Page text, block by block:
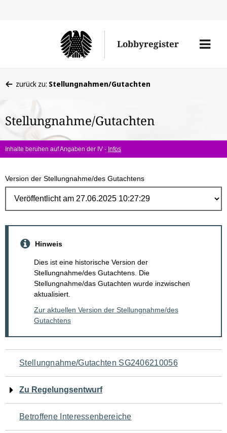
Lobbyregister
Menü
befinden
hier:
zurück zu: Stellungnahmen/Gutachten
Stellungnahme/Gutachten
Inhalte beruhen auf Angaben der IV - Infos
Version der Stellungnahme/des Gutachtens
Hinweis
Dies ist eine historische Version der
Stellungnahme/des Gutachtens. Die
Stellungnahme/das Gutachten wurde inzwischen
aktualisiert.
Zur aktuellen Version der Stellungnahme/des
Gutachtens
Navigation
für
den
Seiteninhalt
Stellungnahme/Gutachten SG2406210056
Zu Regelungsentwurf
Betroffene Interessenbereiche